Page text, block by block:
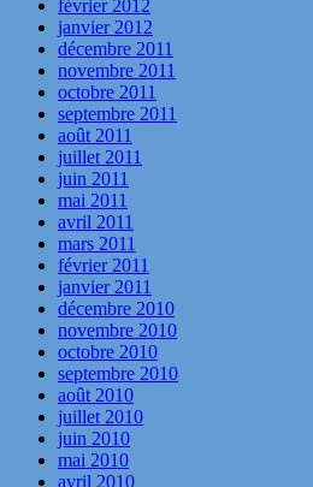
février 2012
janvier 2012
décembre 2011
novembre 2011
octobre 2011
septembre 2011
août 2011
juillet 2011
juin 2011
mai 2011
avril 2011
mars 2011
février 2011
janvier 2011
décembre 2010
novembre 2010
octobre 2010
septembre 2010
août 2010
juillet 2010
juin 2010
mai 2010
avril 2010